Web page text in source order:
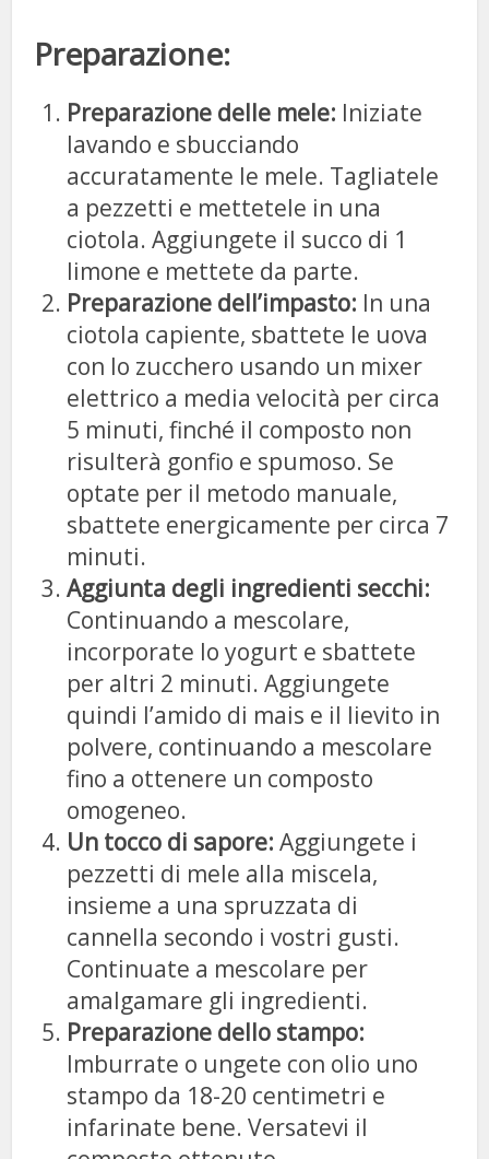
Preparazione:
Preparazione delle mele: Iniziate
lavando e sbucciando
accuratamente le mele. Tagliatele
a pezzetti e mettetele in una
ciotola. Aggiungete il succo di 1
limone e mettete da parte.
Preparazione dell’impasto: In una
ciotola capiente, sbattete le uova
con lo zucchero usando un mixer
elettrico a media velocità per circa
5 minuti, finché il composto non
risulterà gonfio e spumoso. Se
optate per il metodo manuale,
sbattete energicamente per circa 7
minuti.
Aggiunta degli ingredienti secchi:
Continuando a mescolare,
incorporate lo yogurt e sbattete
per altri 2 minuti. Aggiungete
quindi l’amido di mais e il lievito in
polvere, continuando a mescolare
fino a ottenere un composto
omogeneo.
Un tocco di sapore: Aggiungete i
pezzetti di mele alla miscela,
insieme a una spruzzata di
cannella secondo i vostri gusti.
Continuate a mescolare per
amalgamare gli ingredienti.
Preparazione dello stampo:
Imburrate o ungete con olio uno
stampo da 18-20 centimetri e
infarinate bene. Versatevi il